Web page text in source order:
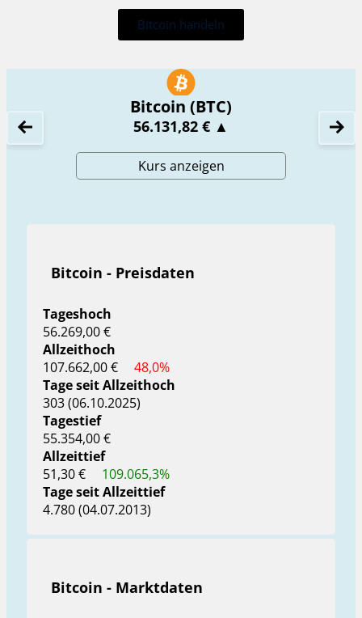
Bitcoin handeln
Bitcoin (BTC)
56.131,82 € ▲
Kurs anzeigen
Bitcoin - Preisdaten
Tageshoch
56.269,00 €
Allzeithoch
107.662,00 €
48,0%
Tage seit Allzeithoch
303 (06.10.2025)
Tagestief
55.354,00 €
Allzeittief
51,30 €
109.065,3%
Tage seit Allzeittief
4.780 (04.07.2013)
Bitcoin - Marktdaten